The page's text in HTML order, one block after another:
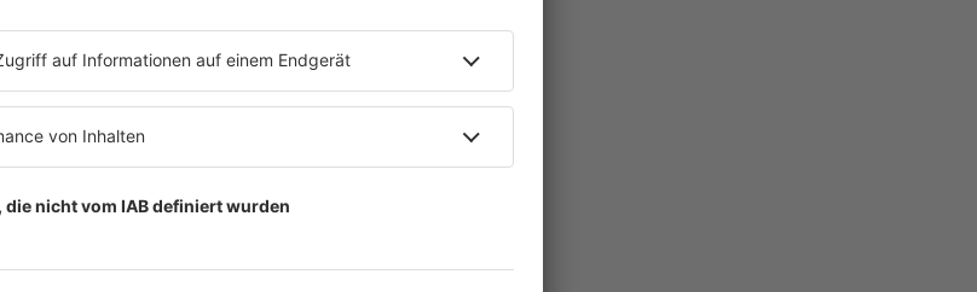
16. Presserechtsforum 2027
Medien- & Presserecht